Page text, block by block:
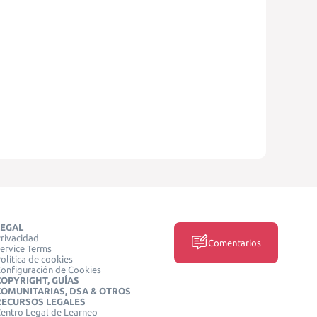
Terms
de cookies
de Cookies
GUÍAS
DSA & OTROS
LEGALES
Legal de Learneo
Comentarios